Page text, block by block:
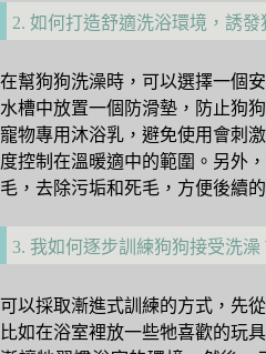
2. 如何打造舒適洗浴環境，誘
在幫狗狗洗澡時，可以選擇一個
水槽中放置一個防滑墊，防止狗
寵物專用沐浴乳，避免使用會刺
度控制在溫暖適中的範圍。另外
毛，去除污垢和死毛，方便後續的
3. 我如何逐步訓練狗狗接受洗澡
可以採取漸進式訓練的方式，先
比如在浴室裡放一些牠喜歡的玩